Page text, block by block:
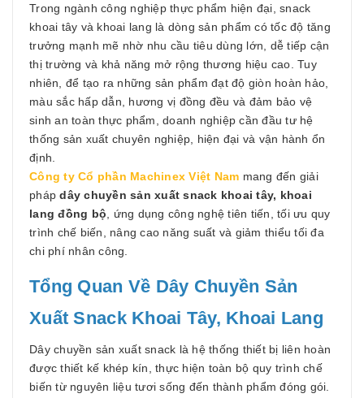
Trong ngành công nghiệp thực phẩm hiện đại, snack
khoai tây và khoai lang là dòng sản phẩm có tốc độ tăng
trưởng mạnh mẽ nhờ nhu cầu tiêu dùng lớn, dễ tiếp cận
thị trường và khả năng mở rộng thương hiệu cao. Tuy
nhiên, để tạo ra những sản phẩm đạt độ giòn hoàn hảo,
màu sắc hấp dẫn, hương vị đồng đều và đảm bảo vệ
sinh an toàn thực phẩm, doanh nghiệp cần đầu tư hệ
thống sản xuất chuyên nghiệp, hiện đại và vận hành ổn
định.
Công ty Cổ phần Machinex Việt Nam mang đến giải
phápdây chuyền sản xuất snack khoai tây, khoai
lang đồng bộ , ứng dụng công nghệ tiên tiến, tối ưu quy
trình chế biến, nâng cao năng suất và giảm thiểu tối đa
chi phí nhân công.
Tổng Quan Về Dây Chuyền Sản
Xuất Snack Khoai Tây, Khoai Lang
Dây chuyền sản xuất snack là hệ thống thiết bị liên hoàn
được thiết kế khép kín, thực hiện toàn bộ quy trình chế
biến từ nguyên liệu tươi sống đến thành phẩm đóng gói.